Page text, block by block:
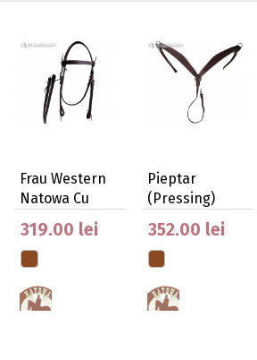
Frau Western
Natowa Cu
Darlog 143 Cm
319.00 lei
Pieptar
(Pressing)
Natowa Pentr…
352.00 lei